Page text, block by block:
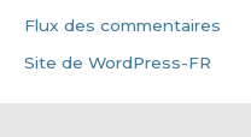
Flux des commentaires
Site de WordPress-FR